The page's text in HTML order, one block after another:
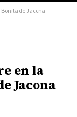
de Jacona
en la
Jacona